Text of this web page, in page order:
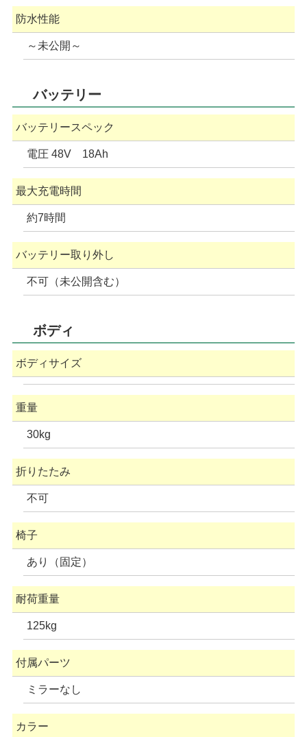
防水性能
～未公開～
バッテリー
バッテリースペック
電圧 48V 18Ah
最大充電時間
約7時間
バッテリー取り外し
不可（未公開含む）
ボディ
ボディサイズ
重量
30kg
折りたたみ
不可
椅子
あり（固定）
耐荷重量
125kg
付属パーツ
ミラーなし
カラー